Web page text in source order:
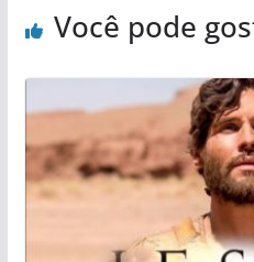
Você pode